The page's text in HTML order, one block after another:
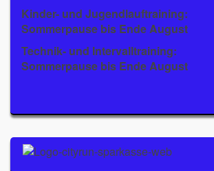
Kinder- und Jugendlauftraining:
Sommerpause bis Ende August
Technik- und Intervalltraining:
Sommerpause bis Ende August